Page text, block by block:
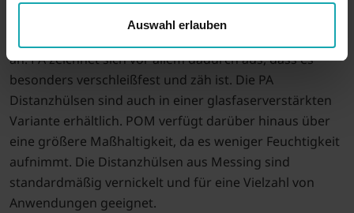
Auswahl erlauben
an. PA zeichnet sich vor allem dadurch aus, dass es
besonders verschleißfest und zäh ist. Die PA
Distanzhülsen sind auch in einer glasfaserverstärkten
Variante erhältlich. POM verfügt darüber hinaus über
eine größere Maßhaltigkeit, da es weniger Feuchtigkeit
aufnimmt. Die Distanzhülsen aus Messing sind
standardmäßig vernickelt und für eine Vielzahl von
Anwendungen geeignet.